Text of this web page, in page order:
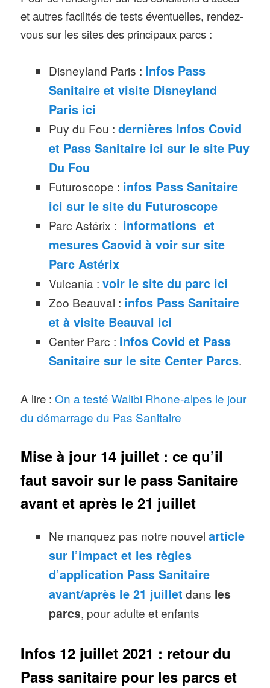
et autres facilités de tests éventuelles, rendez-
vous sur les sites des principaux parcs :
Disneyland Paris : Infos Pass
Sanitaire et visite Disneyland
Paris ici
Puy du Fou : dernières Infos Covid
et Pass Sanitaire ici sur le site Puy
Du Fou
Futuroscope : infos Pass Sanitaire
ici sur le site du Futuroscope
Parc Astérix : informations et
mesures Caovid à voir sur site
Parc Astérix
Vulcania : voir le site du parc ici
Zoo Beauval : infos Pass Sanitaire
et à visite Beauval ici
Center Parc : Infos Covid et Pass
Sanitaire sur le site Center Parcs.
A lire :On a testé Walibi Rhone-alpes le jour
du démarrage du Pas Sanitaire
Mise à jour 14 juillet : ce qu’il
faut savoir sur le pass Sanitaire
avant et après le 21 juillet
Ne manquez pas notre nouvel article
sur l’impact et les règles
d’application Pass Sanitaire
avant/après le 21 juillet dans les
parcs, pour adulte et enfants
Infos 12 juillet 2021 : retour du
Pass sanitaire pour les parcs et